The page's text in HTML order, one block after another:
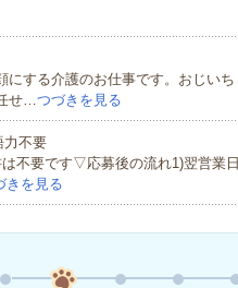
にする介護のお仕事です。おじいち
せ…つづきを見る
力不要
不要です▽応募後の流れ1)翌営業日
きを見る